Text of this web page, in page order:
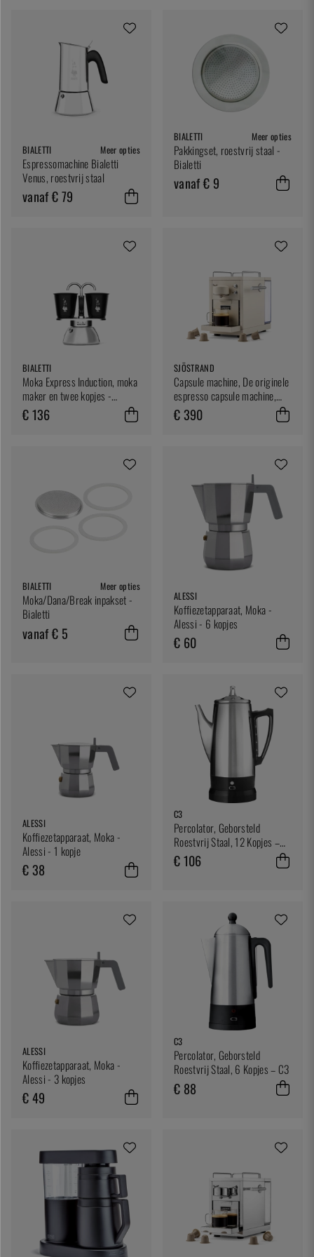
BIALETTI Meer opties
Espressomachine Bialetti
Venus, roestvrij staal
vanaf € 79
BIALETTI Meer opties
Pakkingset, roestvrij staal -
Bialetti
vanaf € 9
BIALETTI
Moka Express Induction, moka
maker en twee kopjes -
Bialetti
€ 136
SJÖSTRAND
Capsule machine, De originele
espresso capsule machine,
Beige - Sjöstrand
€ 390
BIALETTI Meer opties
Moka/Dana/Break inpakset -
Bialetti
vanaf € 5
ALESSI
Koffiezetapparaat, Moka -
Alessi - 6 kopjes
€ 60
ALESSI
Koffiezetapparaat, Moka -
Alessi - 1 kopje
€ 38
C3
Percolator, Geborsteld
Roestvrij Staal, 12 Kopjes –
C3
€ 106
ALESSI
Koffiezetapparaat, Moka -
Alessi - 3 kopjes
€ 49
C3
Percolator, Geborsteld
Roestvrij Staal, 6 Kopjes – C3
€ 88